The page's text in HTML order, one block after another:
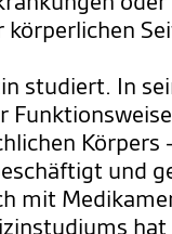
studiert. In
Körpers
und
mit